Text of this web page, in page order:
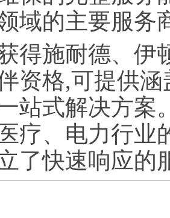
域的主要服务
得施耐德、伊
资格,可提供
站式解决方案
疗、电力行业
了快速响应的